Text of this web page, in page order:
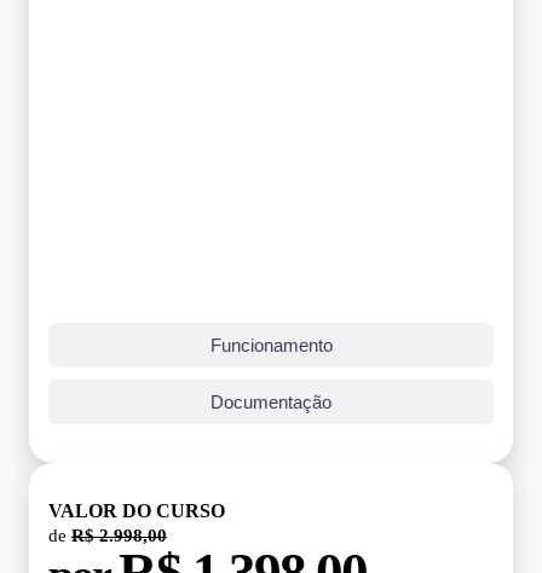
Funcionamento
Documentação
VALOR DO CURSO
de R$ 2.998,00